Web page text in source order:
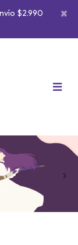
$2.990
×
›